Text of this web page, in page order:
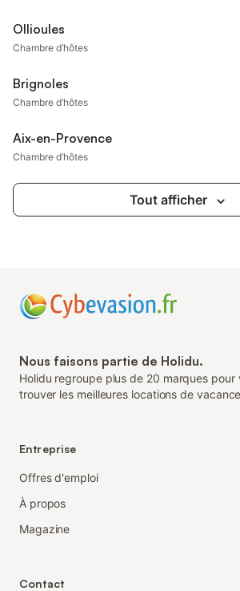
Ollioules
Chambre d’hôtes
Brignoles
Chambre d’hôtes
Aix-en-Provence
Chambre d’hôtes
Tout afficher
Nous faisons partie de Holidu.
Holidu regroupe plus de 20 marques pour
trouver les meilleures locations de
Entreprise
Offres d'emploi
À propos
Magazine
Contact